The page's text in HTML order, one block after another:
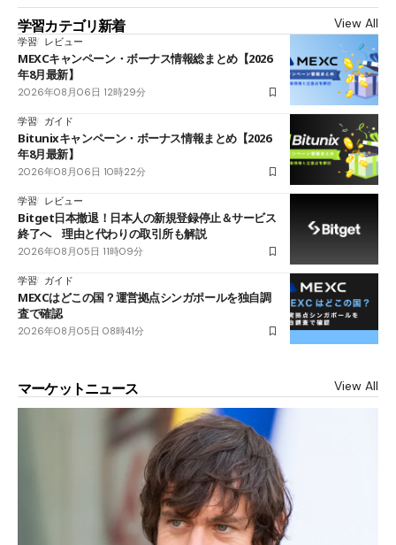
学習カテゴリ新着 View All
学習 レビュー
MEXCキャンペーン・ボーナス情報総まとめ【2026
年8月最新】
2026年08月06日 12時29分
学習 ガイド
Bitunixキャンペーン・ボーナス情報まとめ【2026
年8月最新】
2026年08月06日 10時22分
学習 レビュー
Bitget日本撤退！日本人の新規登録停止＆サービス
終了へ 理由と代わりの取引所も解説
2026年08月05日 11時09分
学習 ガイド
MEXCはどこの国？運営拠点シンガポールを独自調
査で確認
2026年08月05日 08時41分
マーケットニュース View All